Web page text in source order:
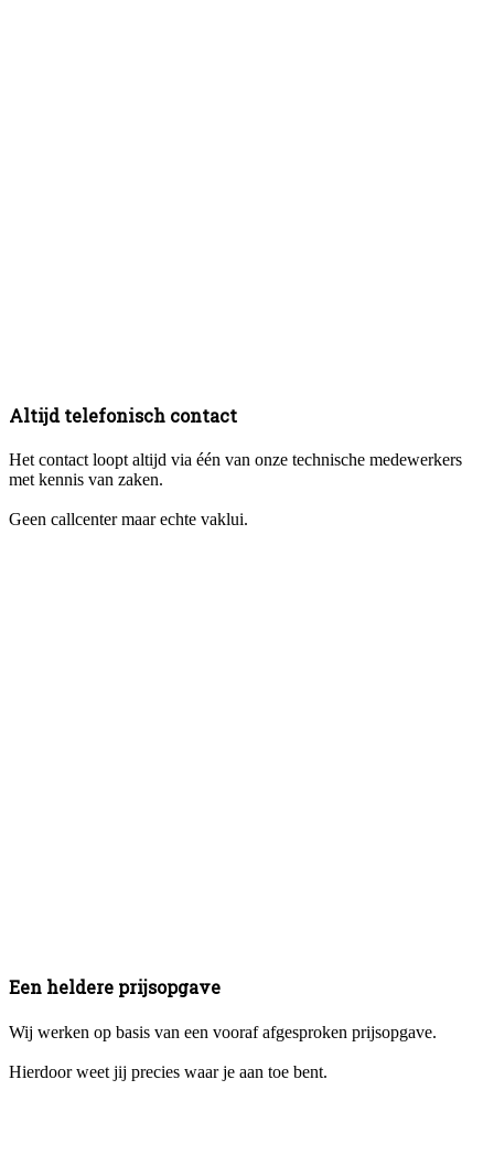
Altijd telefonisch contact
Het contact loopt altijd via één van onze technische medewerkers
met kennis van zaken.
Geen callcenter maar echte vaklui.
Een heldere prijsopgave
Wij werken op basis van een vooraf afgesproken prijsopgave.
Hierdoor weet jij precies waar je aan toe bent.